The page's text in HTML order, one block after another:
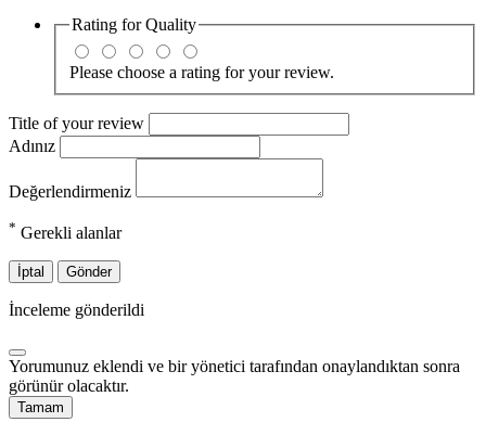
Rating forQuality
Please choose a rating for your review.
Title of your review
Adınız
Değerlendirmeniz
* Gerekli alanlar
İptal Gönder
İnceleme gönderildi
Yorumunuz eklendi ve bir yönetici tarafından onaylandıktan sonra
görünür olacaktır.
Tamam